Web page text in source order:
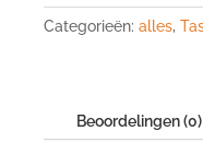
Categorieën: alles,
Beoordelingen (0)